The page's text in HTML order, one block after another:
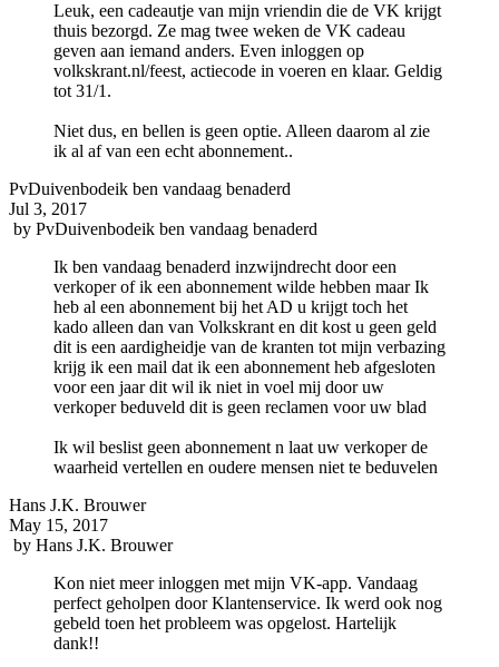
Leuk, een cadeautje van mijn vriendin die de VK krijgt
thuis bezorgd. Ze mag twee weken de VK cadeau
geven aan iemand anders. Even inloggen op
volkskrant.nl/feest, actiecode in voeren en klaar. Geldig
tot 31/1.
Niet dus, en bellen is geen optie. Alleen daarom al zie
ik al af van een echt abonnement..
PvDuivenbodeik ben vandaag benaderd
Jul 3, 2017
by PvDuivenbodeik ben vandaag benaderd
Ik ben vandaag benaderd inzwijndrecht door een
verkoper of ik een abonnement wilde hebben maar Ik
heb al een abonnement bij het AD u krijgt toch het
kado alleen dan van Volkskrant en dit kost u geen geld
dit is een aardigheidje van de kranten tot mijn verbazing
krijg ik een mail dat ik een abonnement heb afgesloten
voor een jaar dit wil ik niet in voel mij door uw
verkoper beduveld dit is geen reclamen voor uw blad
Ik wil beslist geen abonnement n laat uw verkoper de
waarheid vertellen en oudere mensen niet te beduvelen
Hans J.K. Brouwer
May 15, 2017
by Hans J.K. Brouwer
Kon niet meer inloggen met mijn VK-app. Vandaag
perfect geholpen door Klantenservice. Ik werd ook nog
gebeld toen het probleem was opgelost. Hartelijk
dank!!